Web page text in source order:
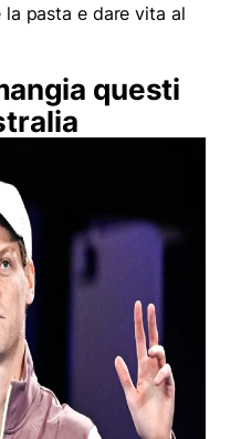
pasta e dare vita al
questi